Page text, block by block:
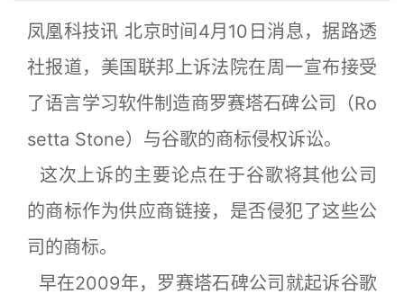
凤凰科技讯 北京时间4月10日消息，据路透
社报道，美国联邦上诉法院在周一宣布接受
了语言学习软件制造商罗赛塔石碑公司（Ro
setta Stone）与谷歌的商标侵权诉讼。
这次上诉的主要论点在于谷歌将其他公司
的商标作为供应商链接，是否侵犯了这些公
司的商标。
早在2009年，罗赛塔石碑公司就起诉谷歌